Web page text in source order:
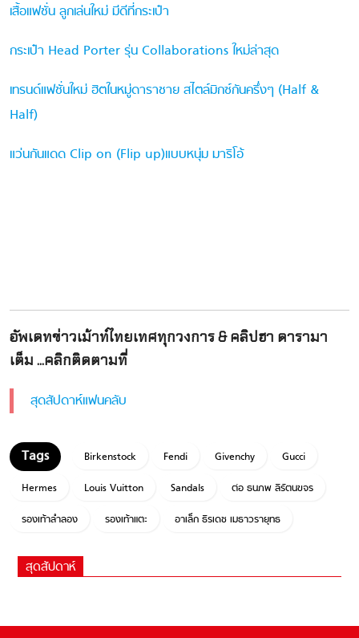
เสื้อแฟชั่น ลูกเล่นใหม่ มีดีที่กระเป๋า
กระเป๋า Head Porter รุ่น Collaborations ใหม่ล่าสุด
เทรนด์แฟชั่นใหม่ ฮิตในหมู่ดาราชาย สไตล์มิกซ์กันครึ่งๆ (Half &
Half)
แว่นกันแดด Clip on (Flip up)แบบหนุ่ม มาริโอ้
อัพเดทข่าวเม้าท์ไทยเทศทุกวงการ & คลิปฮา ดารามา
เต็ม ...คลิกติดตามที่
สุดสัปดาห์แฟนคลับ
Birkenstock Fendi Givenchy
Gucci
Hermes
Louis Vuitton Sandals
ต่อ ธนภพ ลีรัตนขจร
รองเท้าลำลอง
รองเท้าแตะ อาเล็ก ธีรเดช เมธาวรายุทธ
สุดสัปดาห์